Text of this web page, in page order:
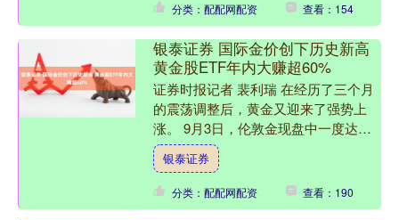
分类：配配网配资 查看：154
银泰证券 国际金价创下历史新高
黄金股ETF年内大赚超60%
证券时报记者 裴利瑞 在经历了三个月
的震荡调整后，黄金又迎来了强势上
涨。 9月3日，伦敦金现盘中一度达到
3546.9美元/盎司，突破3500美元的关
键点位，在此....
银泰证券
分类：配配网配资 查看：190